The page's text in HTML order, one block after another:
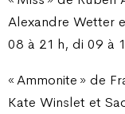
Alexandre Wetter
08 à 21 h, di 09 à
« Ammonite » de
Kate Winslet et